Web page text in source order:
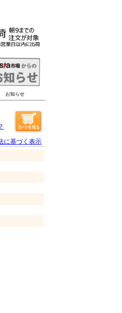
に基づく表示